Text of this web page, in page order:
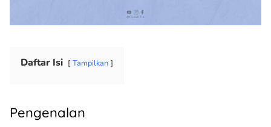
Daftar Isi Tampilkan
Pengenalan